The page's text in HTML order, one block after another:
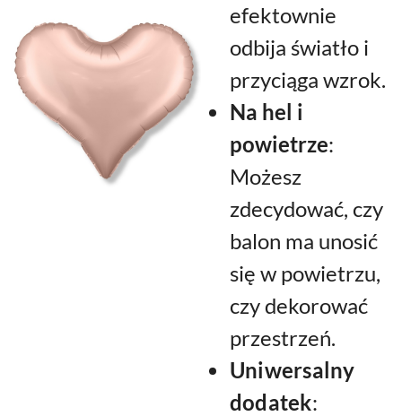
efektownie
odbija światło i
przyciąga wzrok.
Na hel i
powietrze:
Możesz
zdecydować, czy
balon ma unosić
się w powietrzu,
czy dekorować
przestrzeń.
Uniwersalny
dodatek: